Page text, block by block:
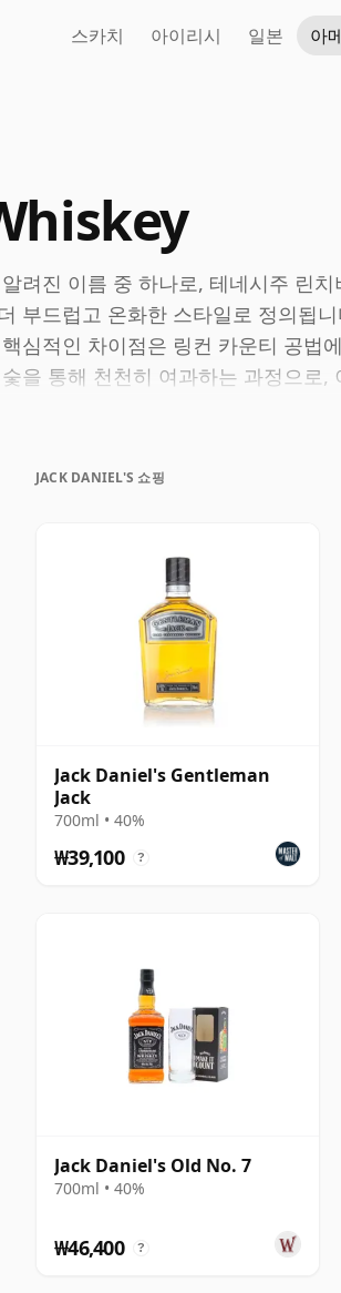
스카치 아이리시 일본 아
려진 이름 중 하나로, 테네시주 린
부드럽고 온화한 스타일로 정의됩
심적인 차이점은 링컨 카운티 공법
을 통해 천천히 여과하는 과정으로,
다양하게 활용할 수 있는 형태로
싱글 배럴 컬렉션과 같은 출시작들
배럴 셀렉트와 배럴 프루프 에디션
보여줍니다.
은 잭 다니엘스의 특성이 더욱 선명하
깊은 깊이감과 오크의 영향, 그리고
위스키에서 지속적인 존재감을 갖
JACK DANIEL'S 쇼핑
Jack Daniel's Gentleman
Jack
700ml • 40%
₩39,100 ?
Jack Daniel's Old No. 7
700ml • 40%
₩46,400 ?